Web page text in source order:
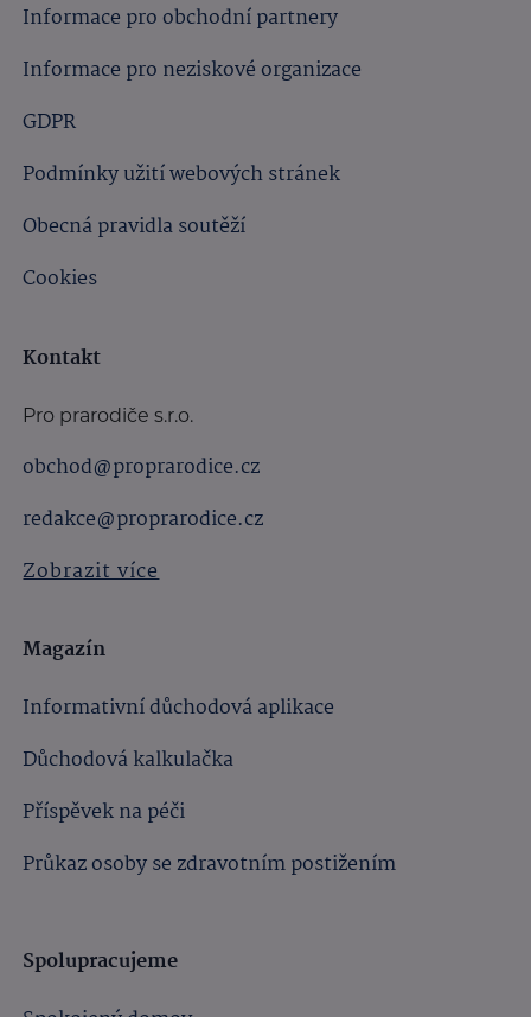
Informace pro obchodní partnery
Informace pro neziskové organizace
GDPR
Podmínky užití webových stránek
Obecná pravidla soutěží
Cookies
Kontakt
Pro prarodiče s.r.o.
obchod@proprarodice.cz
redakce@proprarodice.cz
Zobrazit více
Magazín
Informativní důchodová aplikace
Důchodová kalkulačka
Příspěvek na péči
Průkaz osoby se zdravotním postižením
Spolupracujeme